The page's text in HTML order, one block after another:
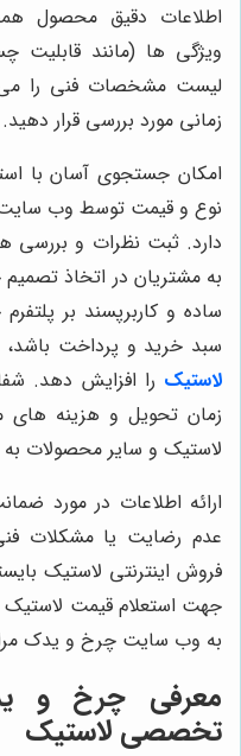
اطلاعات دقیق محصول
ویژگی ها (مانند قابلیت
لیست مشخصات فنی را می
زمانی مورد بررسی قرار دهید.
امکان جستجوی آسان با
نوع و قیمت توسط وب سایت
دارد. ثبت نظرات و بررسی
به مشتریان در اتخاذ
ساده و کاربرپسند بر
سبد خرید و پرداخت
لاستیک را افزایش دهد.
زمان تحویل و هزینه های
لاستیک و سایر محصولات
ارائه اطلاعات در مورد
عدم رضایت یا مشکلات
فروش اینترنتی لاستیک
جهت استعلام قیمت لاستیک
به وب سایت چرخ و یدک
معرفی چرخ و
تخصصی لاستیک